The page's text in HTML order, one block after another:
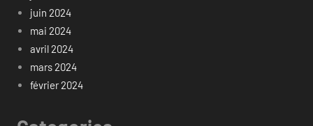
juin 2024
mai 2024
avril 2024
mars 2024
février 2024